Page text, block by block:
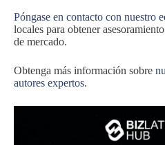
Póngase en contacto con nuestro
locales para obtener
de mercado.
Obtenga más información sobre
autores expertos.